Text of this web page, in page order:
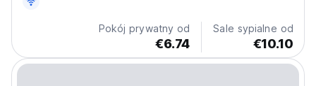
Pokój prywatny od
€6.74
Sale sypialne od
€10.10